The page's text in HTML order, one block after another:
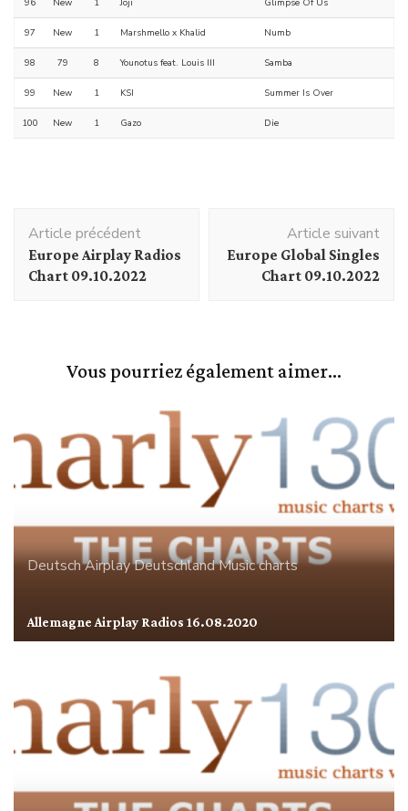
96 New 1 Joji Glimpse Of Us
97 New 1 Marshmello x Khalid Numb
98 79 8 Younotus feat. Louis III Samba
99 New 1 KSI Summer Is Over
100 New 1 Gazo Die
d'article
Article précédent
Europe Airplay Radios
Chart 09.10.2022
Article suivant
Europe Global Singles
Chart 09.10.2022
Vous pourriez également aimer...
Deutsch AirplayDeutschlandMusic charts
Allemagne Airplay Radios 16.08.2020